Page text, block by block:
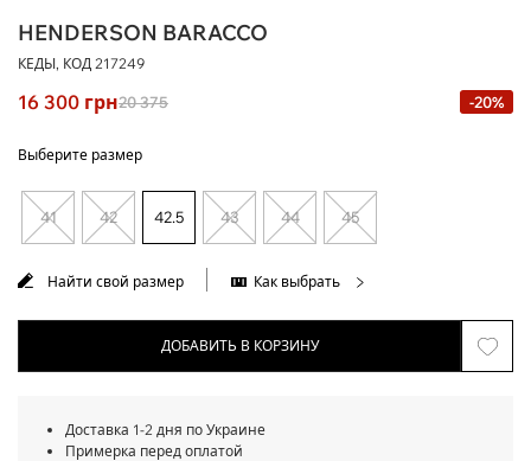
HENDERSON BARACCO
КЕДЫ, КОД 217249
16 300 грн20 375 -20%
Выберите размер
41 42 42.5 43 44 45
Найти свой размер Как выбрать
ДОБАВИТЬ В КОРЗИНУ
Доставка 1-2 дня по Украине
Примерка перед оплатой